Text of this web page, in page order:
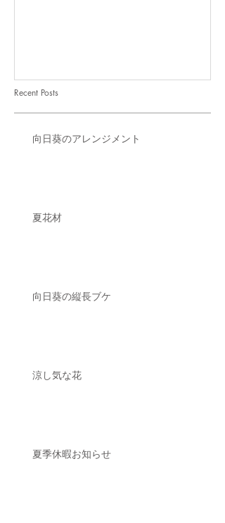
Recent Posts
向日葵のアレンジメント
夏花材
向日葵の縦長ブケ
涼し気な花
夏季休暇お知らせ